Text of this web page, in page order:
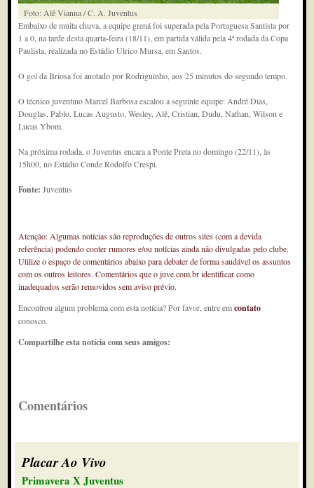
Foto: Alê Vianna / C. A. Juventus
Embaixo de muita chuva, a equipe grená foi superada pela Portuguesa Santista por
1 a 0, na tarde desta quarta-feira (18/11), em partida válida pela 4ª rodada da Copa
Paulista, realizada no Estádio Ulrico Mursa, em Santos.
O gol da Briosa foi anotado por Rodriguinho, aos 25 minutos do segundo tempo.
O técnico juventino Marcel Barbosa escalou a seguinte equipe: André Dias,
Douglas, Pablo, Lucas Augusto, Wesley, Alê, Cristian, Dudu, Nathan, Wilson e
Lucas Ybom.
Na próxima rodada, o Juventus encara a Ponte Preta no domingo (22/11), às
15h00, no Estádio Conde Rodolfo Crespi.
Fonte:Juventus
Atenção: Algumas notícias são reproduções de outros sites (com a devida
referência) podendo conter rumores e/ou notícias ainda não divulgadas pelo clube.
Utilize o espaço de comentários abaixo para debater de forma saudável os assuntos
com os outros leitores. Comentários que o juve.com.br identificar como
inadequados serão removidos sem aviso prévio.
Encontrou algum problema com esta notícia? Por favor, entre emcontato
conosco.
Compartilhe esta notícia com seus amigos:
Comentários
Placar Ao Vivo
Primavera X Juventus